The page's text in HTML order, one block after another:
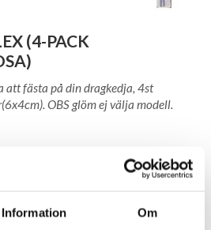
Information Om
(4-PACK
att fästa på din dragkedja, 4st
OBS glöm ej välja modell.
ÖPPET KÖP I 30 DAGAR